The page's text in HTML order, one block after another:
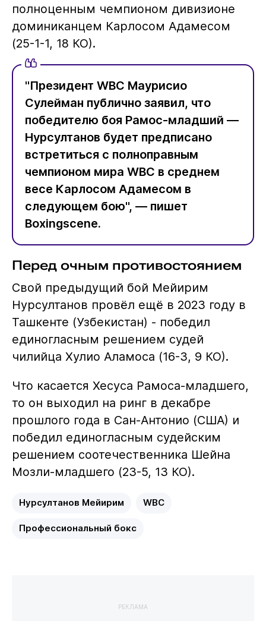
полноценным чемпионом дивизионе
доминиканцем Карлосом Адамесом
(25-1-1, 18 КО).
"Президент WBC Маурисио
Сулейман публично заявил, что
победителю боя Рамос-младший —
Нурсултанов будет предписано
встретиться с полноправным
чемпионом мира WBC в среднем
весе Карлосом Адамесом в
следующем бою", — пишет
Boxingscene.
Перед очным противостоянием
Свой предыдущий бой Мейирим
Нурсултанов провёл ещё в 2023 году в
Ташкенте (Узбекистан) - победил
единогласным решением судей
чилийца Хулио Аламоса (16-3, 9 КО).
Что касается Хесуса Рамоса-младшего,
то он выходил на ринг в декабре
прошлого года в Сан-Антонио (США) и
победил единогласным судейским
решением соотечественника Шейна
Мозли-младшего (23-5, 13 КО).
Нурсултанов Мейирим WBC
Профессиональный бокс
РЕКЛАМА